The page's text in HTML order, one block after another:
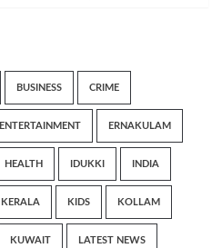
BUSINESS CRIME
ENTERTAINMENT ERNAKULAM
HEALTH IDUKKI INDIA
KERALA KIDS KOLLAM
KUWAIT LATEST NEWS